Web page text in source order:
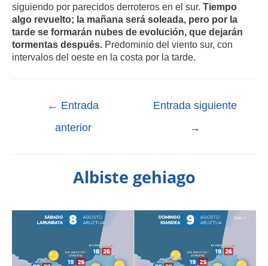
siguiendo por parecidos derroteros en el sur. Tiempo
algo revuelto; la mañana será soleada, pero por la
tarde se formarán nubes de evolución, que dejarán
tormentas después. Predominio del viento sur, con
intervalos del oeste en la costa por la tarde.
← Entrada
anterior
Entrada siguiente
→
Albiste gehiago